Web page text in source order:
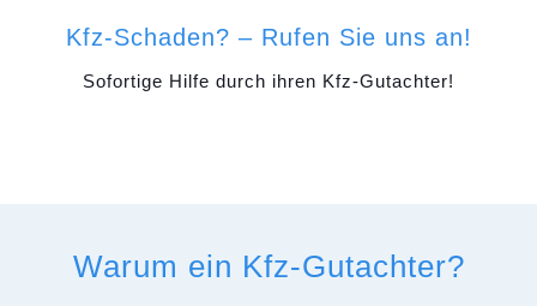
Kfz-Schaden? – Rufen Sie uns an!
Sofortige Hilfe durch ihren Kfz-Gutachter!
Warum ein Kfz-Gutachter?